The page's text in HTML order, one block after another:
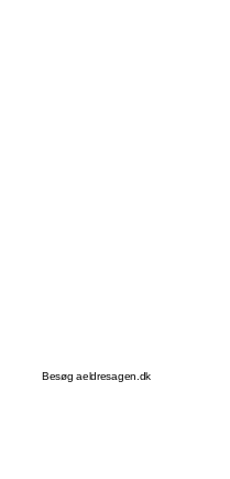
Besøg aeldresagen.dk